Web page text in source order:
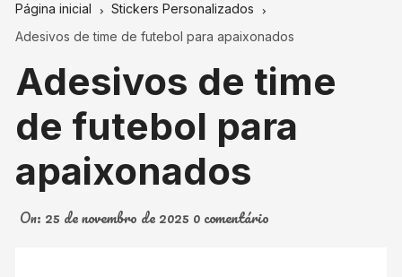
Página inicial
Stickers Personalizados
Adesivos de time de futebol para apaixonados
Adesivos de time
de futebol para
apaixonados
On: 25 de novembro de 2025 0 comentário